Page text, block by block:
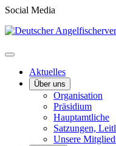
Social Media
Aktuelles
Über uns
Organisation
Präsidium
Hauptamtliche
Satzungen,
Unsere